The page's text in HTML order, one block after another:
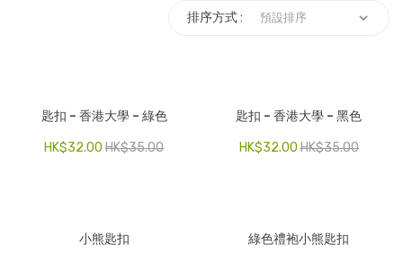
童裝系列
排序方式 :
匙扣 – 香港大學 – 綠色
HK$35.00
HK$32.00
匙扣 – 香港大學 – 黑色
HK$35.00
HK$32.00
小熊匙扣 綠色禮袍小熊匙扣